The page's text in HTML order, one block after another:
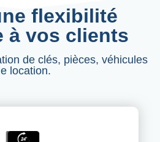
flexibilité
à vos clients
de clés, pièces, véhicules
location.